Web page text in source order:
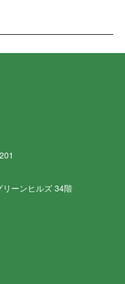
ーンヒルズ 34階